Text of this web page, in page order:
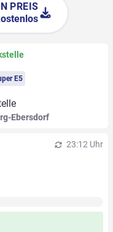
PREIS
E5
Ebersdorf
23:12 Uhr